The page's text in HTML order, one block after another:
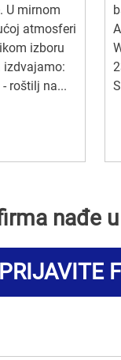
U mirnom
atmosferi
izboru
izdvajamo:
roštilj na...
nađe
PRIJAVITE